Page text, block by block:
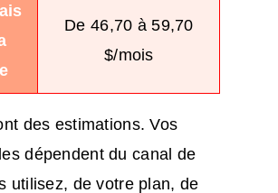
De 46,70 à 59,70
$/mois
des estimations. Vos
dépendent du canal de
utilisez, de votre plan, de